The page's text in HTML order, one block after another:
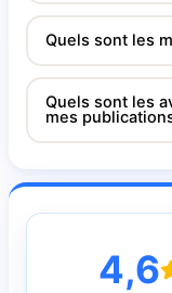
Quels sont les
Quels sont les
mes
4,6